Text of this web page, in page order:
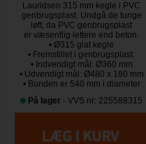
Lauridsen 315 mm kegle i PVC
genbrugsplast. Undgå de tunge
løft, da PVC genbrugsplast
er væsentlig lettere end beton.
• Ø315 glat kegle
• Fremstillet i genbrugsplast.
• Indvendigt mål: Ø360 mm
• Udvendigt mål: Ø480 x 180 mm
• Bunden er 540 mm i diameter
På lager - VVS nr: 225588315